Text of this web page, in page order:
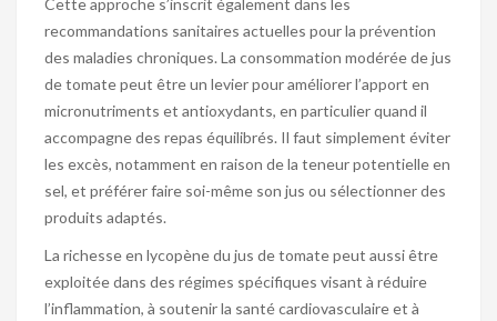
recommandations sanitaires actuelles pour la prévention
des maladies chroniques. La consommation modérée de jus
de tomate peut être un levier pour améliorer l’apport en
micronutriments et antioxydants, en particulier quand il
accompagne des repas équilibrés. Il faut simplement éviter
les excès, notamment en raison de la teneur potentielle en
sel, et préférer faire soi-même son jus ou sélectionner des
produits adaptés.
La richesse en lycopène du jus de tomate peut aussi être
exploitée dans des régimes spécifiques visant à réduire
l’inflammation, à soutenir la santé cardiovasculaire et à